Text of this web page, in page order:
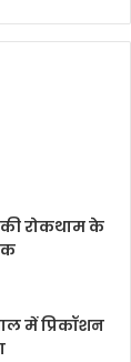
की रोकथाम के
में प्रिकॉशन